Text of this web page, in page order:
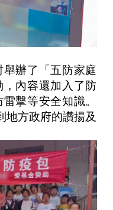
辦了「五防家庭
內容還加入了防
擊等安全知識。
地方政府的讚揚及